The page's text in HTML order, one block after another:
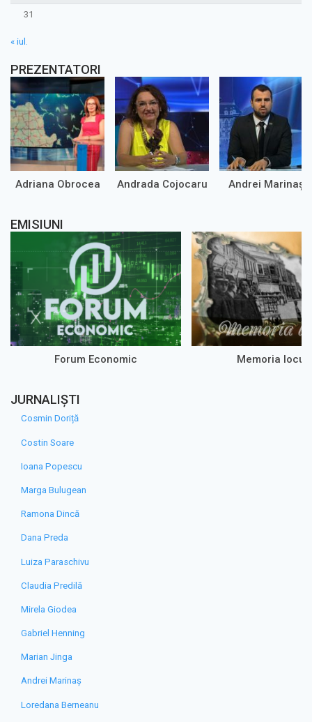
31
« iul.
PREZENTATORI
Adriana Obrocea Andrada Cojocaru Andrei Marinaș
EMISIUNI
Forum Economic Memoria
JURNALIȘTI
Cosmin Doriță
Costin Soare
Ioana Popescu
Marga Bulugean
Ramona Dincă
Dana Preda
Luiza Paraschivu
Claudia Predilă
Mirela Giodea
Gabriel Henning
Marian Jinga
Andrei Marinaș
Loredana Berneanu